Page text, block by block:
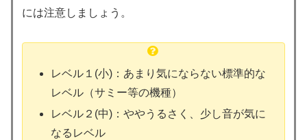
には注意しましょう。
レベル１(小)：あまり気にならない標準的な
レベル（サミー等の機種）
レベル２(中)：ややうるさく、少し音が気に
なるレベル